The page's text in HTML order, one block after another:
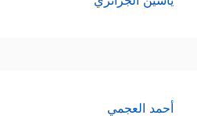
أحمد العجمي